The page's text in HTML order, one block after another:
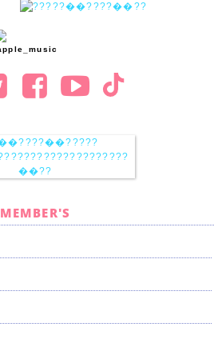
MEMBER'S